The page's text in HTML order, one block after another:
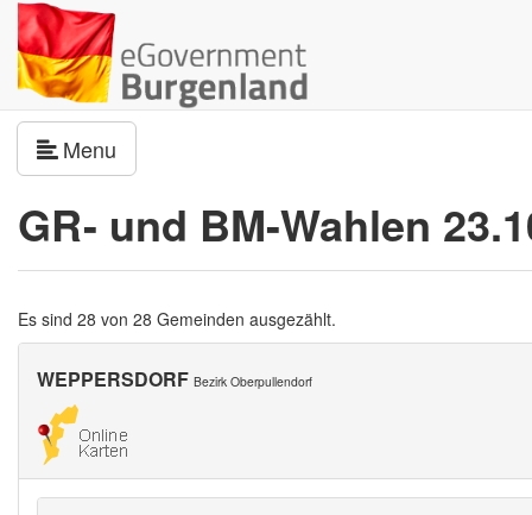
Menu
GR- und BM-Wahlen
Es sind 28 von 28 Gemeinden ausgezählt.
WEPPERSDORF Bezirk Oberpullendorf